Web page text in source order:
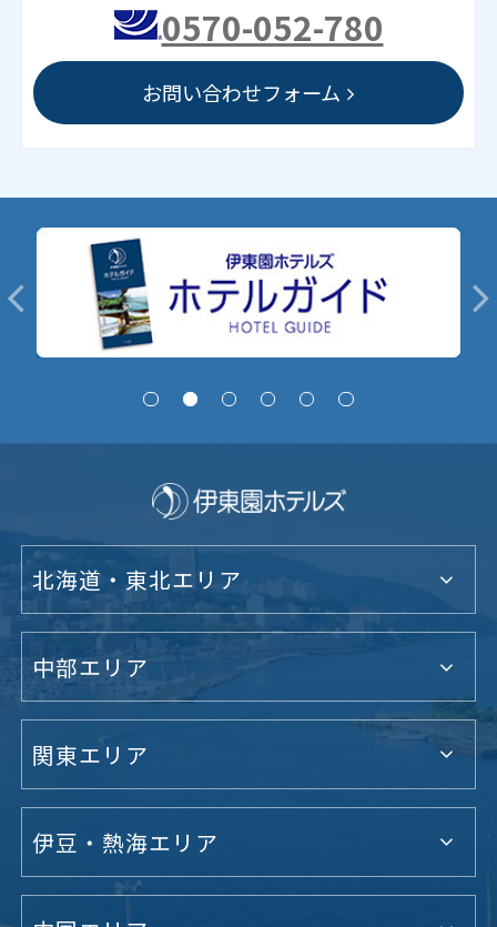
0570-052-780
お問い合わせフォーム
北海道・東北エリア
中部エリア
関東エリア
伊豆・熱海エリア